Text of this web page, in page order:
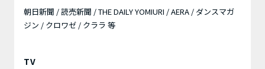
朝日新聞 / 読売新聞 / THE DAILY YOMIURI / AERA / ダンスマガ
ジン / クロワゼ / クララ 等
TV